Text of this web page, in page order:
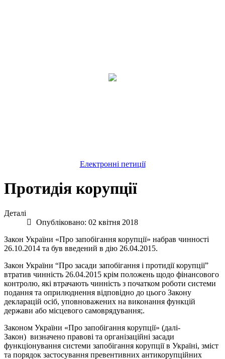
Електронні петиції
Протидія корупції
Деталі
Опубліковано: 02 квітня 2018
Закон України «Про запобігання корупції» набрав чинності
26.10.2014 та був введений в дію 26.04.2015.
Закон України “Про засади запобігання і протидії корупції”
втратив чинність 26.04.2015 крім положень щодо фінансового
контролю, які втрачають чинність з початком роботи системи
подання та оприлюднення відповідно до цього Закону
декларацій осіб, уповноважених на виконання функцій
держави або місцевого самоврядування;.
Законом України «Про запобігання корупції» (далі-
Закон) визначено правові та організаційні засади
функціонування системи запобігання корупції в Україні, зміст
та порядок застосування превентивних антикорупційних